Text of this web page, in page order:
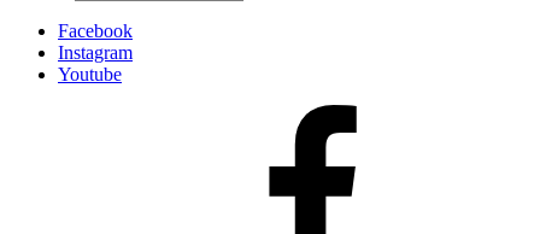
Facebook
Instagram
Youtube